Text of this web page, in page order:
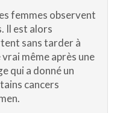
femmes observent
Il est alors
sans tarder à
même après une
qui a donné un
cancers